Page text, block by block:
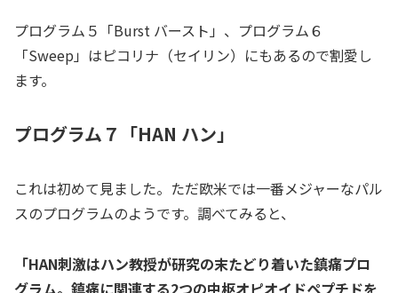
プログラム５「Burst バースト」、プログラム６
「Sweep」はピコリナ（セイリン）にもあるので割愛し
ます。
プログラム７「HAN ハン」
これは初めて見ました。ただ欧米では一番メジャーなパル
スのプログラムのようです。調べてみると、
「HAN刺激はハン教授が研究の末たどり着いた鎮痛プロ
グラム。鎮痛に関連する2つの中枢オピオイドペプチドを